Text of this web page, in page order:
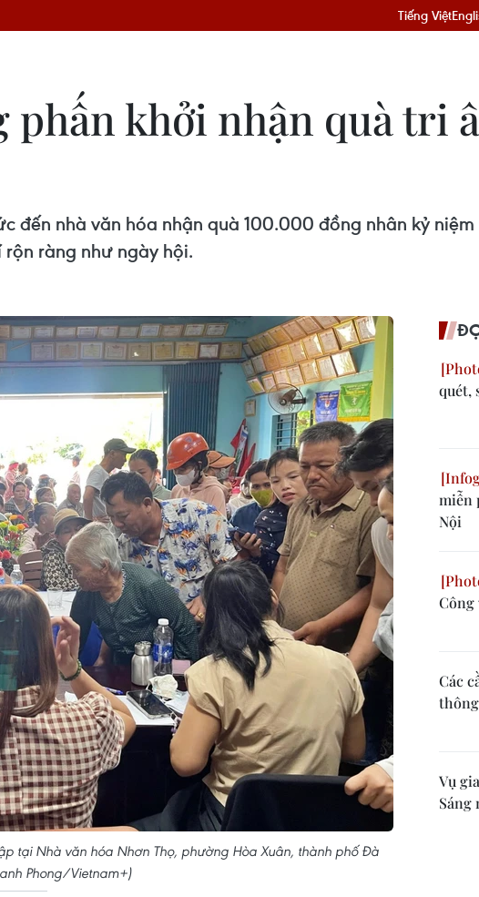
Tiếng Việt
phấn khởi nhận quà tri
đến nhà văn hóa nhận quà 100.000 đồng nhân kỷ
ràng như ngày hội.
tại Nhà văn hóa Nhơn Thọ, phường Hòa Xuân, thành phố Đà
Phong/Vietnam+)
quét,
miễn
Nội
Công
Các
Vụ
Sáng